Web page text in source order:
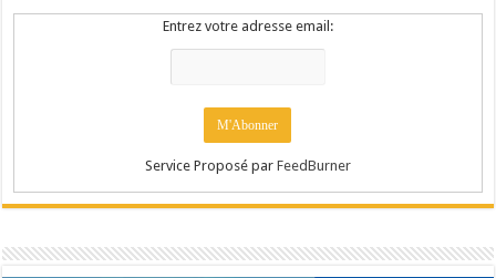
Entrez votre adresse email:
Service Proposé par FeedBurner